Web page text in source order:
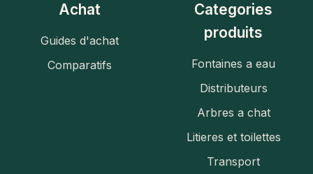
Achat
Guides d'achat
Comparatifs
Categories
produits
Fontaines a eau
Distributeurs
Arbres a chat
Litieres et toilettes
Transport